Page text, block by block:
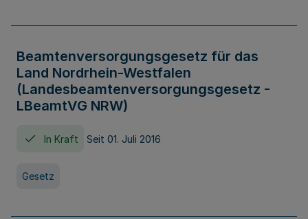
Beamtenversorgungsgesetz für das
Land Nordrhein-Westfalen
(Landesbeamtenversorgungsgesetz -
LBeamtVG NRW)
In Kraft Seit 01. Juli 2016
Gesetz